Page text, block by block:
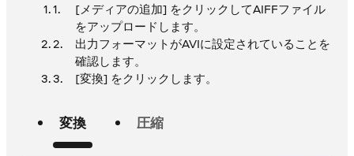
[メディアの追加] をクリックしてAIFFファイル
をアップロードします。
出力フォーマットがAVIに設定されていることを
確認します。
[変換] をクリックします。
変換 圧縮